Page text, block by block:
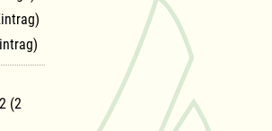
(2